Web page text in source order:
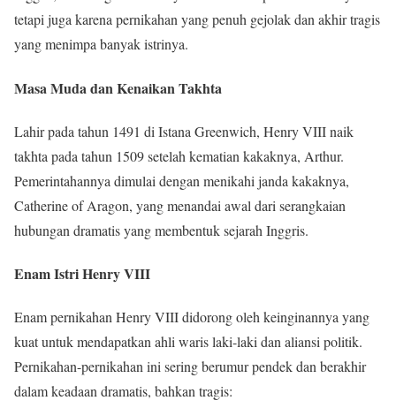
tetapi juga karena pernikahan yang penuh gejolak dan akhir tragis
yang menimpa banyak istrinya.
Masa Muda dan Kenaikan Takhta
Lahir pada tahun 1491 di Istana Greenwich, Henry VIII naik
takhta pada tahun 1509 setelah kematian kakaknya, Arthur.
Pemerintahannya dimulai dengan menikahi janda kakaknya,
Catherine of Aragon, yang menandai awal dari serangkaian
hubungan dramatis yang membentuk sejarah Inggris.
Enam Istri Henry VIII
Enam pernikahan Henry VIII didorong oleh keinginannya yang
kuat untuk mendapatkan ahli waris laki-laki dan aliansi politik.
Pernikahan-pernikahan ini sering berumur pendek dan berakhir
dalam keadaan dramatis, bahkan tragis: